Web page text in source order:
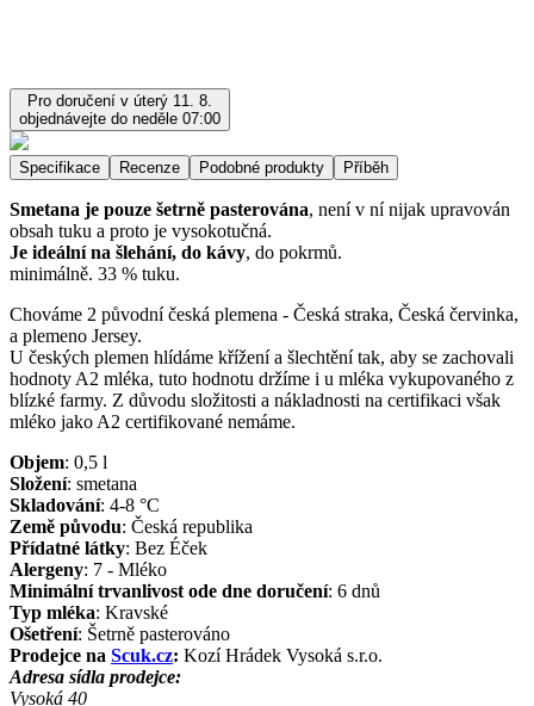
Pro doručení v úterý 11. 8.
objednávejte do neděle 07:00
Specifikace Recenze Podobné produkty Příběh
Smetana je pouze šetrně pasterována, není v ní nijak upravován
obsah tuku a proto je vysokotučná.
Je ideální na šlehání, do kávy, do pokrmů.
minimálně. 33 % tuku.
Chováme 2 původní česká plemena - Česká straka, Česká červinka,
a plemeno Jersey.
U českých plemen hlídáme křížení a šlechtění tak, aby se zachovali
hodnoty A2 mléka, tuto hodnotu držíme i u mléka vykupovaného z
blízké farmy. Z důvodu složitosti a nákladnosti na certifikaci však
mléko jako A2 certifikované nemáme.
Objem: 0,5 l
Složení: smetana
Skladování: 4-8 °C
Země původu: Česká republika
Přídatné látky: Bez Éček
Alergeny: 7 - Mléko
Minimální trvanlivost ode dne doručení: 6 dnů
Typ mléka: Kravské
Ošetření: Šetrně pasterováno
Prodejce na Scuk.cz: Kozí Hrádek Vysoká s.r.o.
Adresa sídla prodejce:
Vysoká 40